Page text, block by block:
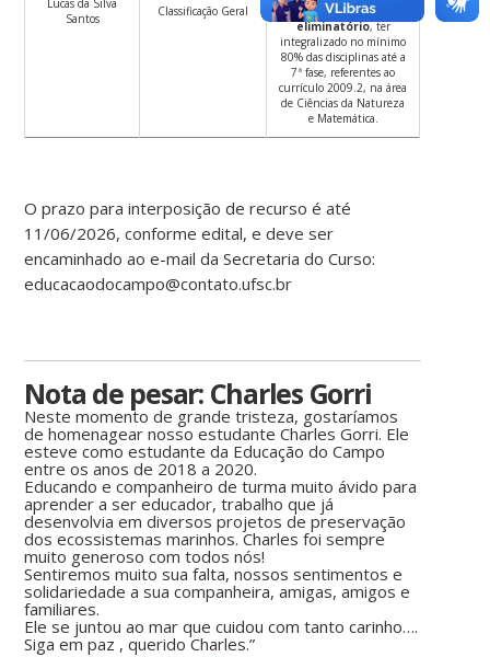
Lucas da Silva
Santos
Classificação Geral
comocritério
eliminatório, ter
integralizado no mínimo
80% das disciplinas até a
7ª fase, referentes ao
currículo 2009.2, na área
de Ciências da Natureza
e Matemática.
O prazo para interposição de recurso é até
11/06/2026, conforme edital, e deve ser
encaminhado ao e-mail da Secretaria do Curso:
educacaodocampo@contato.ufsc.br
Nota de pesar: Charles Gorri
Neste momento de grande tristeza, gostaríamos
de homenagear nosso estudante Charles Gorri. Ele
esteve como estudante da Educação do Campo
entre os anos de 2018 a 2020.
Educando e companheiro de turma muito ávido para
aprender a ser educador, trabalho que já
desenvolvia em diversos projetos de preservação
dos ecossistemas marinhos. Charles foi sempre
muito generoso com todos nós!
Sentiremos muito sua falta, nossos sentimentos e
solidariedade a sua companheira, amigas, amigos e
familiares.
Ele se juntou ao mar que cuidou com tanto carinho….
Siga em paz , querido Charles.”